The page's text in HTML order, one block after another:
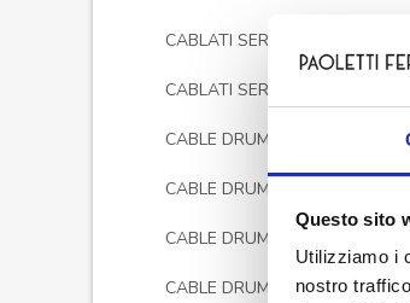
Questo sito
Utilizziamo i
nostro
CABLATI SERIE PREMIUM
CABLATI SERIE STUDIO
CABLE DRUMS DMX
CABLE DRUMS LAN
CABLE DRUMS VIDEO
CABLE DRUMS VUOTE